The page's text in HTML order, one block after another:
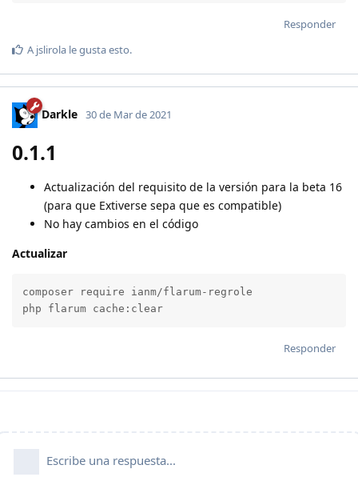
Responder
A jslirola le gusta esto.
Darkle 30 de Mar de 2021
0.1.1
Actualización del requisito de la versión para la beta 16
(para que Extiverse sepa que es compatible)
No hay cambios en el código
Actualizar
composer require ianm/flarum-regrole
php flarum cache:clear
Responder
Escribe una respuesta...